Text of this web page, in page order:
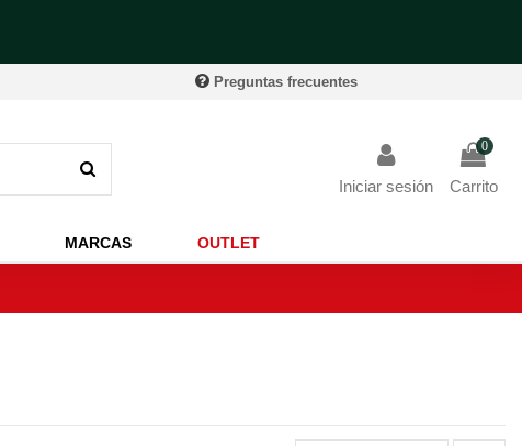
Preguntas frecuentes
Iniciar sesión
0
Carrito
MARCAS OUTLET